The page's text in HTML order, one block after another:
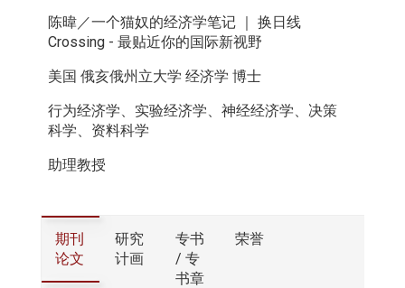
陈暐／一个猫奴的经济学笔记 ｜ 换日线
Crossing - 最贴近你的国际新视野
美国 俄亥俄州立大学 经济学 博士
行为经济学、实验经济学、神经经济学、决策
科学、资料科学
助理教授
期刊
论文
研究
计画
专书
/ 专
书章
荣誉